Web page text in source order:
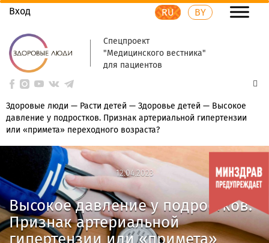
Вход RU BY
Спецпроект
"Медицинского вестника"
для пациентов
Здоровые люди — Расти детей — Здоровье детей — Высокое
давление у подростков. Признак артериальной гипертензии
или «примета» переходного возраста?
12.04.2023
12.04.2023
Высокое давление у подростков.
Признак артериальной
гипертензии или «примета»